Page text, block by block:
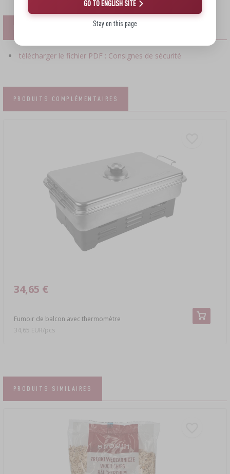
télécharger le fichier PDF : Consignes de sécurité
PRODUITS COMPLÉMENTAIRES
Fumoir de balcon avec thermomètre
34,65 €
34,65 EUR/pcs
PRODUITS SIMILAIRES
GO TO ENGLISH SITE
Stay on this page